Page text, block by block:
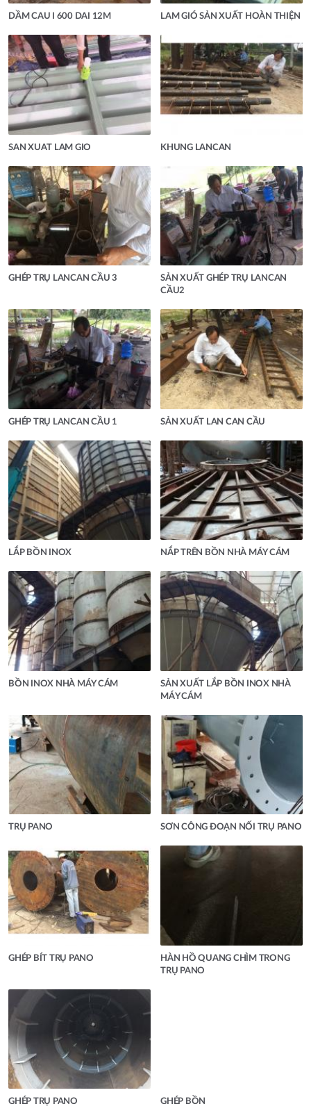
DẦM CAU I 600 DAI 12M LAM GIÓ SẢN XUẤT HOÀN THIỆN
SAN XUAT LAM GIO KHUNG LANCAN
GHÉP TRỤ LANCAN CẦU 3
SẢN XUẤT GHÉP TRỤ LANCAN
CẦU2
GHÉP TRỤ LANCAN CẦU 1 SẢN XUẤT LAN CAN CẦU
LẮP BỒN INOX NẮP TRÊN BỒN NHÀ MÁY CÁM
BỒN INOX NHÀ MÁY CÁM
SẢN XUẤT LẮP BỒN INOX NHÀ
MÁY CÁM
TRỤ PANO SƠN CÔNG ĐOẠN NỐI TRỤ PANO
GHÉP BÍT TRỤ PANO
HÀN HỒ QUANG CHÌM TRONG
TRỤ PANO
GHÉP TRỤ PANO GHÉP BỒN